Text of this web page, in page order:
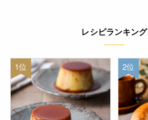
レシピランキング
1位 2位